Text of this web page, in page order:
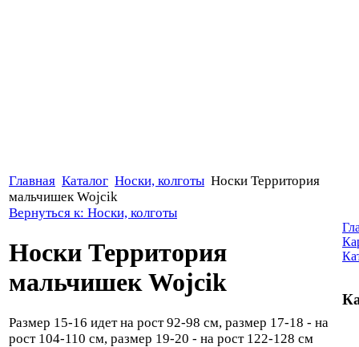
Главная Каталог Носки, колготы Носки Территория
мальчишек Wojcik
Вернуться к: Носки, колготы
Носки Территория
мальчишек Wojcik
Размер 15-16 идет на рост 92-98 см, размер 17-18 - на
рост 104-110 см, размер 19-20 - на рост 122-128 см